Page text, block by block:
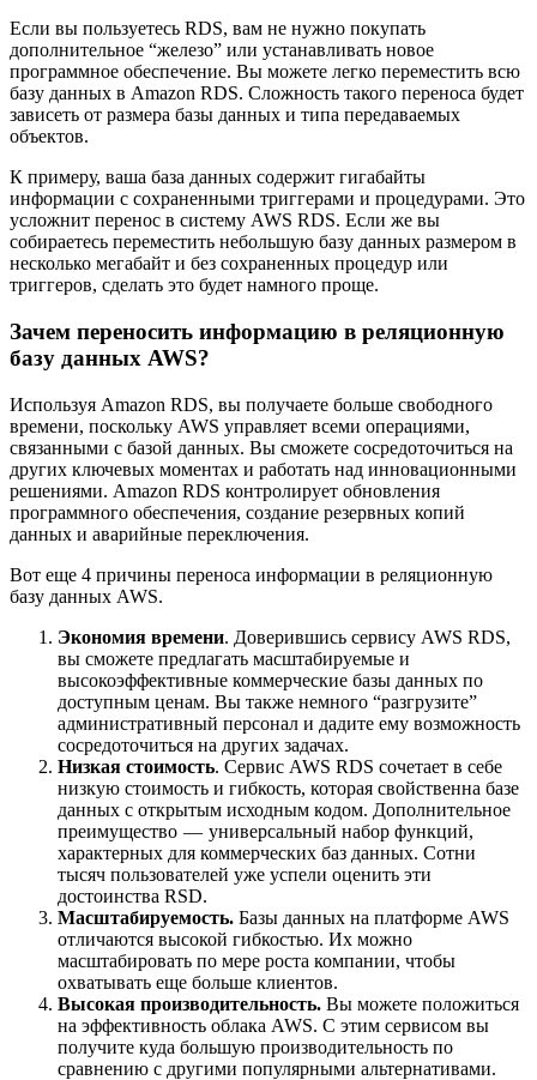
Если вы пользуетесь RDS, вам не нужно покупать
дополнительное “железо” или устанавливать новое
программное обеспечение. Вы можете легко переместить всю
базу данных в Amazon RDS. Сложность такого переноса будет
зависеть от размера базы данных и типа передаваемых
объектов.
К примеру, ваша база данных содержит гигабайты
информации с сохраненными триггерами и процедурами. Это
усложнит перенос в систему AWS RDS. Если же вы
собираетесь переместить небольшую базу данных размером в
несколько мегабайт и без сохраненных процедур или
триггеров, сделать это будет намного проще.
Зачем переносить информацию в реляционную
базу данных AWS?
Используя Amazon RDS, вы получаете больше свободного
времени, поскольку AWS управляет всеми операциями,
связанными с базой данных. Вы сможете сосредоточиться на
других ключевых моментах и работать над инновационными
решениями. Amazon RDS контролирует обновления
программного обеспечения, создание резервных копий
данных и аварийные переключения.
Вот еще 4 причины переноса информации в реляционную
базу данных AWS.
Экономия времени. Доверившись сервису AWS RDS,
вы сможете предлагать масштабируемые и
высокоэффективные коммерческие базы данных по
доступным ценам. Вы также немного “разгрузите”
административный персонал и дадите ему возможность
сосредоточиться на других задачах.
Низкая стоимость. Сервис AWS RDS сочетает в себе
низкую стоимость и гибкость, которая свойственна базе
данных с открытым исходным кодом. Дополнительное
преимущество — универсальный набор функций,
характерных для коммерческих баз данных. Сотни
тысяч пользователей уже успели оценить эти
достоинства RSD.
Масштабируемость. Базы данных на платформе AWS
отличаются высокой гибкостью. Их можно
масштабировать по мере роста компании, чтобы
охватывать еще больше клиентов.
Высокая производительность. Вы можете положиться
на эффективность облака AWS. С этим сервисом вы
получите куда большую производительность по
сравнению с другими популярными альтернативами.